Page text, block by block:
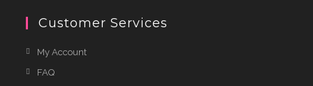
Customer Services
My Account
FAQ